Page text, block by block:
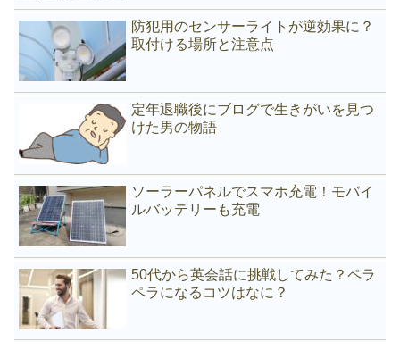
防犯用のセンサーライトが逆効果に？
取付ける場所と注意点
定年退職後にブログで生きがいを見つ
けた男の物語
ソーラーパネルでスマホ充電！モバイ
ルバッテリーも充電
50代から英会話に挑戦してみた？ペラ
ペラになるコツはなに？